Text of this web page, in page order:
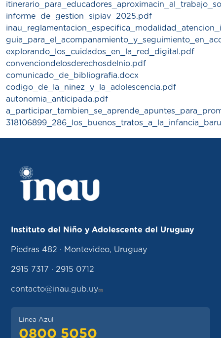
informe_de_gestion_sipiav_2025.pdf
explorando_los_cuidados_en_la_red_digital.pdf
convenciondelosderechosdelnio.pdf
comunicado_de_bibliografia.docx
codigo_de_la_ninez_y_la_adolescencia.pdf
autonomia_anticipada.pdf
Instituto del Niño y Adolescente del Uruguay
Piedras 482 · Montevideo, Uruguay
2915 7317 · 2915 0712
contacto@inau.gub.uy
Línea Azul
0800 5050